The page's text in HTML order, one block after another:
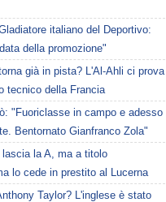
italiano del Deportivo:
della promozione"
già in pista? L'Al-Ahli ci prova
tecnico della Francia
"Fuoriclasse in campo e adesso
Bentornato Gianfranco Zola"
lascia la A, ma a titolo
lo cede in prestito al Lucerna
Taylor? L'inglese è stato